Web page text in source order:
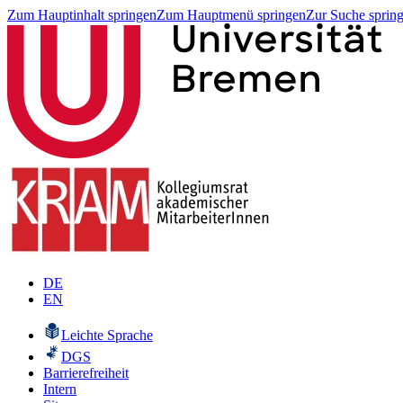
Zum Hauptinhalt springenZum Hauptmenü springenZur Suche
DE
EN
Leichte Sprache
DGS
Barrierefreiheit
Intern